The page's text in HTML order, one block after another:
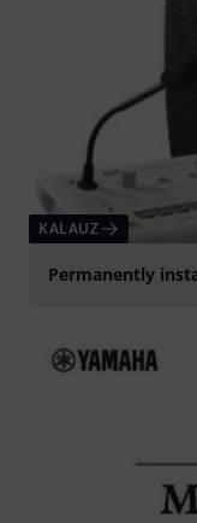
KALAUZ
Permanently